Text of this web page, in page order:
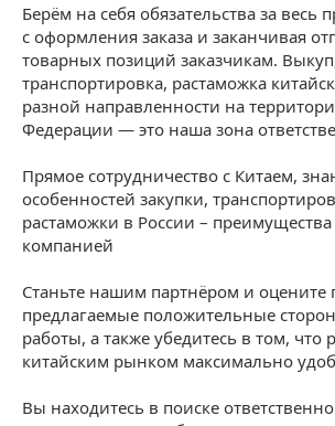
Берём на себя обязательства за весь
с оформления заказа и заканчивая
товарных позиций заказчикам.
транспортировка, растаможка
разной направленности на
Федерации — это наша зона
Прямое сотрудничество с Китаем,
особенностей закупки,
растаможки в России –
компанией
Станьте нашим партнёром и оцените
предлагаемые положительные
работы, а также убедитесь в том, что
китайским рынком максимально
Вы находитесь в поиске